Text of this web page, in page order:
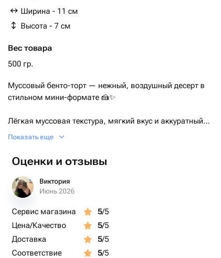
Ширина - 11 см
Высота - 7 см
Вес товара
500 гр.
Муссовый бенто-торт — нежный, воздушный десерт в
стильном мини-формате 🍰✨
Лёгкая муссовая текстура, мягкий вкус и аккуратный
дизайн делают его отличным выбором для небольшого
Вы можете выбрать любой цвет покрытия, а также
подобрать топпер из имеющихся в наличии 🎨🎀
*Обратите внимание: топпер может незначительно
Подходит для 2–3 человек
Вес: 500 г
Показать еще
Оценки и отзывы
Виктория
Июнь 2026
Сервис магазина 5/5
Цена/Качество
5/5
Доставка
5/5
Соответствие
5/5